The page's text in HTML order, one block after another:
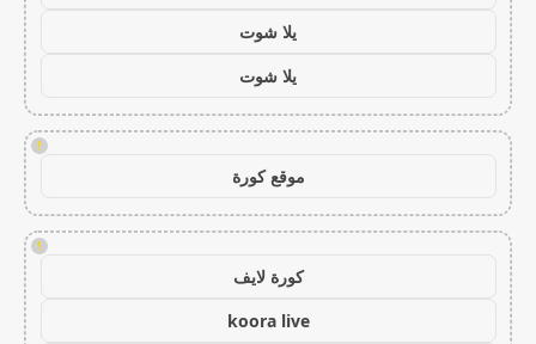
يلا شوت
يلا شوت
!
موقع كورة
!
كورة لايف
koora live